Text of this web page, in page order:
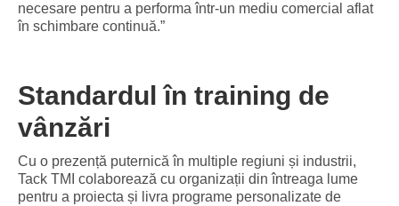
necesare pentru a performa într-un mediu comercial aflat
în schimbare continuă.”
Standardul în training de
vânzări
Cu o prezență puternică în multiple regiuni și industrii,
Tack TMI colaborează cu organizații din întreaga lume
pentru a proiecta și livra programe personalizate de